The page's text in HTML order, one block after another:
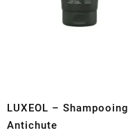
LUXEOL – Shampooing
Antichute